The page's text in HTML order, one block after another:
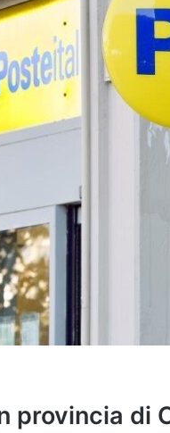
e
a
i
l
provincia di